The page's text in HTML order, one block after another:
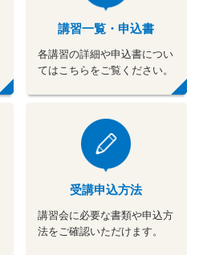
講習一覧・申込書
各講習の詳細や申込書につい
てはこちらをご覧ください。
受講申込方法
講習会に必要な書類や申込方
法をご確認いただけます。